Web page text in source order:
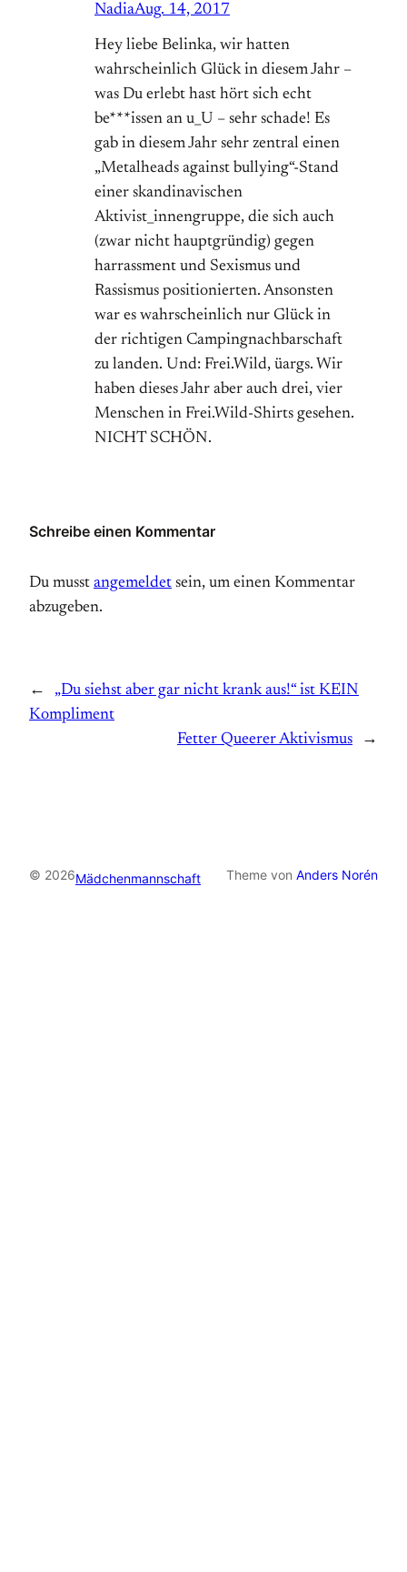
NadiaAug. 14, 2017
Hey liebe Belinka, wir hatten
wahrscheinlich Glück in diesem Jahr –
was Du erlebt hast hört sich echt
be***issen an u_U – sehr schade! Es
gab in diesem Jahr sehr zentral einen
„Metalheads against bullying“-Stand
einer skandinavischen
Aktivist_innengruppe, die sich auch
(zwar nicht hauptgründig) gegen
harrassment und Sexismus und
Rassismus positionierten. Ansonsten
war es wahrscheinlich nur Glück in
der richtigen Campingnachbarschaft
zu landen. Und: Frei.Wild, üargs. Wir
haben dieses Jahr aber auch drei, vier
Menschen in Frei.Wild-Shirts gesehen.
NICHT SCHÖN.
Schreibe einen Kommentar
Du musst angemeldet sein, um einen Kommentar
abzugeben.
←
„Du siehst aber gar nicht krank aus!“ ist KEIN
Kompliment
Fetter Queerer Aktivismus
→
© 2026Mädchenmannschaft Theme von Anders Norén